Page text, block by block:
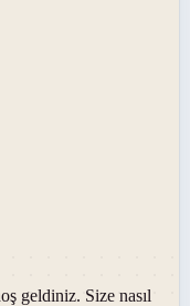
geldiniz. Size nasıl